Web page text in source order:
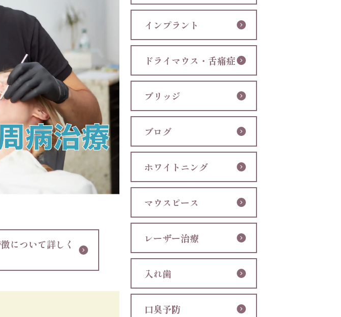
について詳しく
インプラント
ドライマウス・舌痛症
ブリッジ
ブログ
ホワイトニング
マウスピース
レーザー治療
入れ歯
口臭予防